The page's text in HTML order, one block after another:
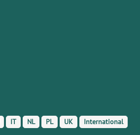
IT NL PL UK International